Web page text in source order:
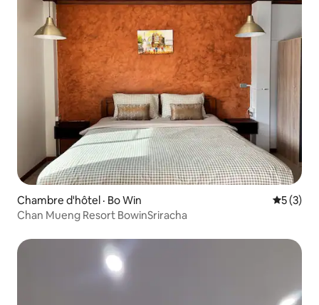
Chambre d'hôtel · Bo Win Note
5 (3)
Chan Mueng Resort BowinSriracha